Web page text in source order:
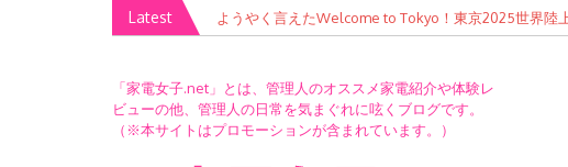
Latest ようやく言えたWelcome to Tokyo！東京2025世界陸
「家電女子.net」とは、管理人のオススメ家電紹介や体験レ
ビューの他、管理人の日常を気まぐれに呟くブログです。
（※本サイトはプロモーションが含まれています。）